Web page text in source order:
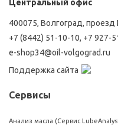
Центральный офис
400075, Волгоград,
+7 (8442) 51-10-10, +7 927-
e-shop34@oil-volgograd.ru
Поддержка сайта
Сервисы
Анализ масла (Сервис